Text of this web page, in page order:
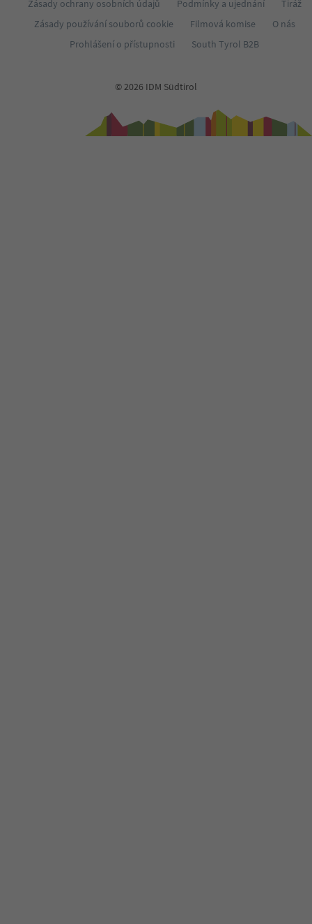
Zásady ochrany osobních údajů Podmínky a ujednání
Tiráž
Zásady používání souborů cookie
Filmová komise
O nás
Prohlášení o přístupnosti
South Tyrol B2B
© 2026 IDM Südtirol